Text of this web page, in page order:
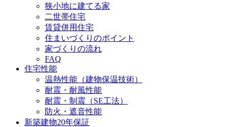
狭小地に建てる家
二世帯住宅
賃貸併用住宅
住まいづくりのポイント
家づくりの流れ
FAQ
住宅性能
温熱性能（建物保温技術）
耐震・耐風性能
耐震・制震（SE工法）
防火・遮音性能
新築建物20年保証